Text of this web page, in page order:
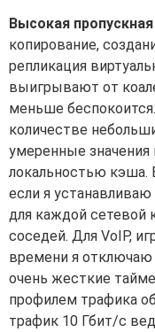
Высокая
копирование,
репликация
выигрывают от
меньше беспокоится.
количестве
умеренные значения
локальностью
если я
для каждой
соседей. Для VoIP,
времени я
очень жесткие
профилем трафика
трафик 10 Гбит/с